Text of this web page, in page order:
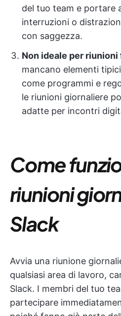
del tuo team e portare
interruzioni o
con saggezza.
Non ideale per riunioni
mancano elementi
come programmi e
le riunioni giornaliere
adatte per incontri
Come
riunioni
Slack
Avvia una riunione
qualsiasi area di lavoro,
Slack. I membri del tuo
partecipare